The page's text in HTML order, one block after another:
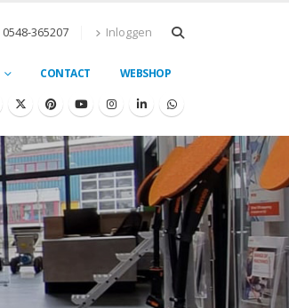
0548-365207 Inloggen
CONTACT WEBSHOP